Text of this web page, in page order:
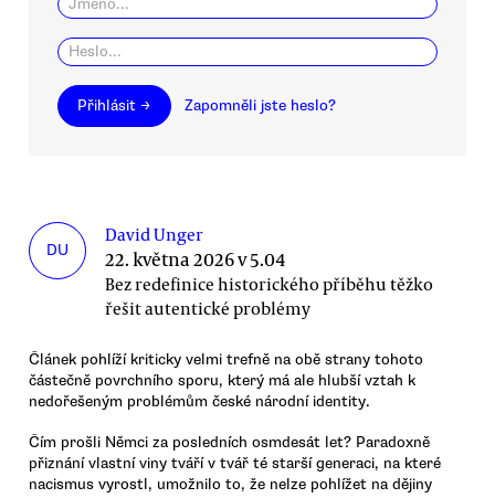
Přihlásit → Zapomněli jste heslo?
DU
David Unger
22. května 2026 v 5.04
Bez redefinice historického příběhu těžko
řešit autentické problémy
Článek pohlíží kriticky velmi trefně na obě strany tohoto
částečně povrchního sporu, který má ale hlubší vztah k
nedořešeným problémům české národní identity.
Čím prošli Němci za posledních osmdesát let? Paradoxně
přiznání vlastní viny tváří v tvář té starší generaci, na které
nacismus vyrostl, umožnilo to, že nelze pohlížet na dějiny